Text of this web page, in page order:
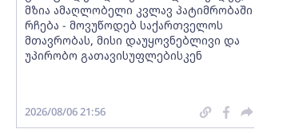
მზია ამაღლობელი კვლავ პატიმრობაში
რჩება - მოვუწოდებ საქართველოს
მთავრობას, მისი დაუყოვნებლივი და
უპირობო გათავისუფლებისკენ
2026/08/06 21:56